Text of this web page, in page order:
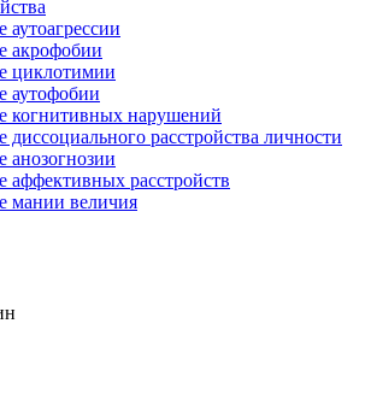
аутоагрессии
акрофобии
циклотимии
аутофобии
когнитивных нарушений
диссоциального расстройства личности
анозогнозии
аффективных расстройств
мании величия